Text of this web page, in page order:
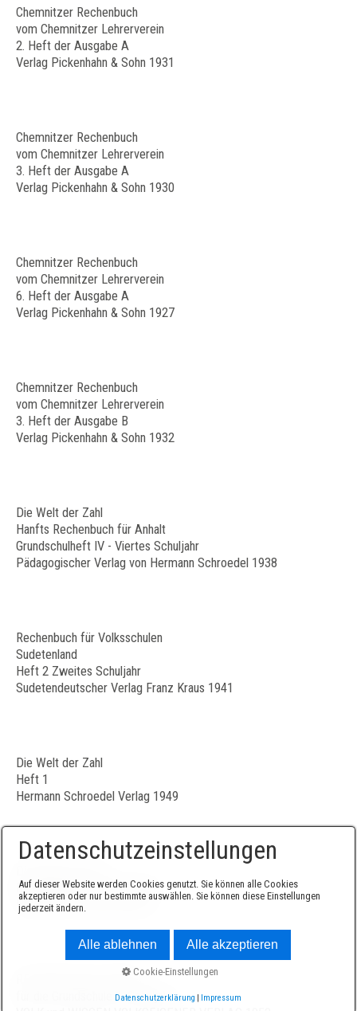
Chemnitzer Rechenbuch
vom Chemnitzer Lehrerverein
2. Heft der Ausgabe A
Verlag Pickenhahn & Sohn 1931
Chemnitzer Rechenbuch
vom Chemnitzer Lehrerverein
3. Heft der Ausgabe A
Verlag Pickenhahn & Sohn 1930
Chemnitzer Rechenbuch
vom Chemnitzer Lehrerverein
6. Heft der Ausgabe A
Verlag Pickenhahn & Sohn 1927
Chemnitzer Rechenbuch
vom Chemnitzer Lehrerverein
3. Heft der Ausgabe B
Verlag Pickenhahn & Sohn 1932
Die Welt der Zahl
Hanfts Rechenbuch für Anhalt
Grundschulheft IV - Viertes Schuljahr
Pädagogischer Verlag von Hermann Schroedel 1938
Rechenbuch für Volksschulen
Sudetenland
Heft 2 Zweites Schuljahr
Sudetendeutscher Verlag Franz Kraus 1941
Die Welt der Zahl
Heft 1
Hermann Schroedel Verlag 1949
Rechenfibel für Volksschulen
Hermann Schroedel Verlag
RECHNEN UND LERNEN
für die Grundschule 1. Schuljahr
Datenschutzeinstellungen
Auf dieser Website werden Cookies genutzt. Sie können alle Cookies
akzeptieren oder nur bestimmte auswählen. Sie können diese Einstellungen
jederzeit ändern.
Alle ablehnen Alle akzeptieren
Cookie-Einstellungen
Datenschutzerklärung | Impressum